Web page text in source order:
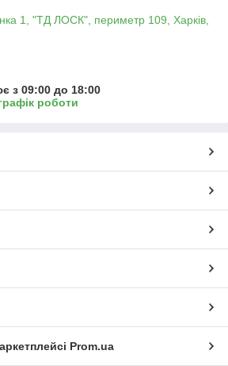
1, "ТД ЛОСК", периметр 109, Харків,
з 09:00 до 18:00
роботи
Prom.ua